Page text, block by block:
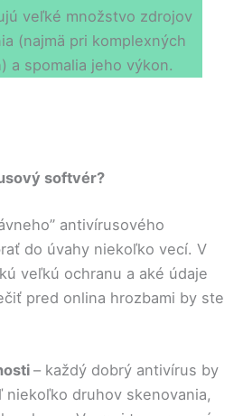
veľké množstvo zdrojov
(najmä pri komplexných
a spomalia jeho výkon.
softvér?
antivírusového
do úvahy niekoľko vecí. V
veľkú ochranu a aké údaje
pred onlina hrozbami by ste
– každý dobrý antivírus by
niekoľko druhov skenovania,